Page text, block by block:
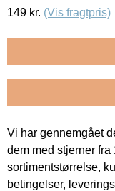
149 kr. (Vis fragtpris)
Vi har gennemgået
dem med stjerner
sortimentstørrelse,
betingelser,